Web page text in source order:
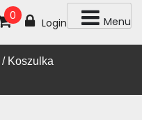
Menu
0
Login
/ Koszulka